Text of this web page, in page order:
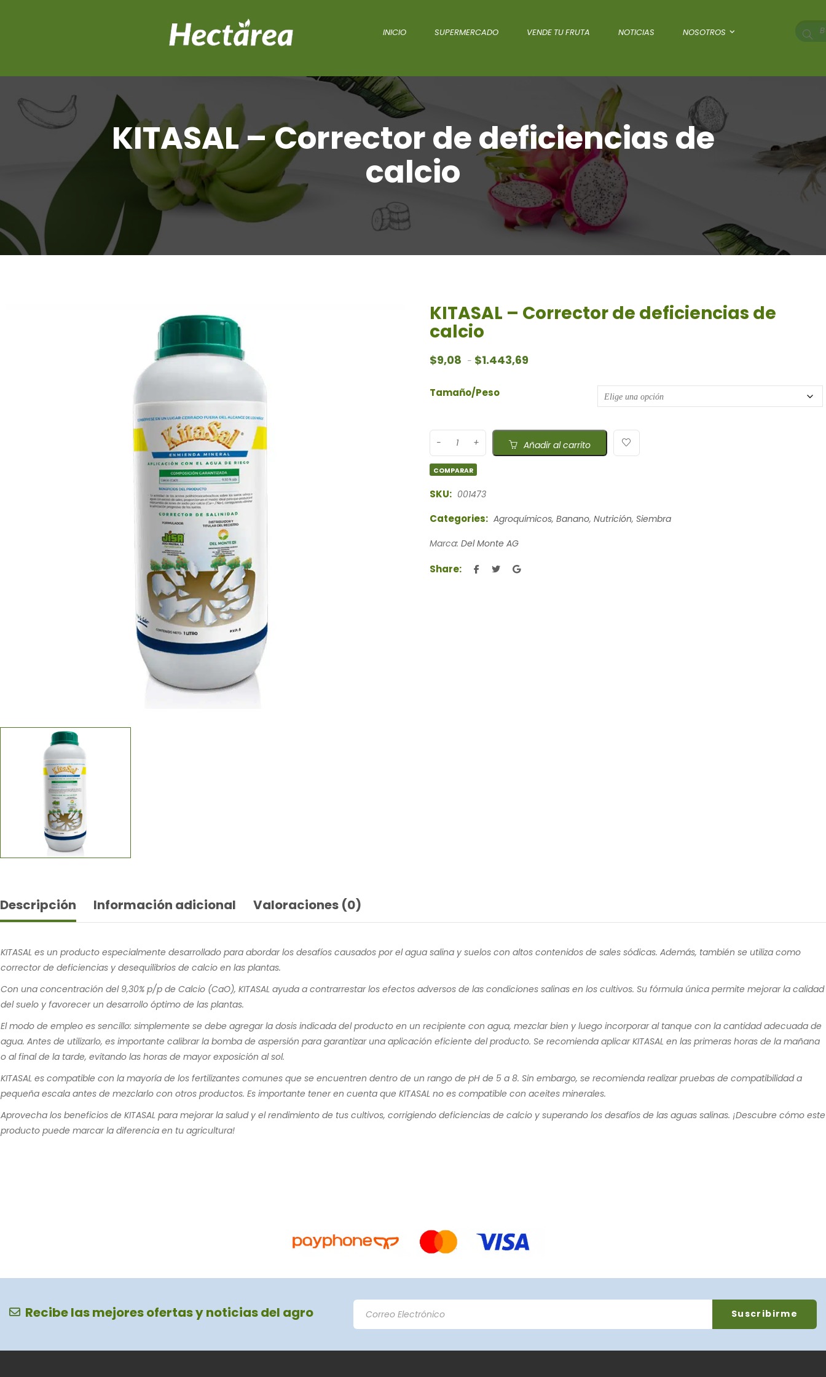
INICIO SUPERMERCADO VENDE TU FRUTA NOTICIAS NOSOTROS
KITASAL – Corrector de deficiencias de
calcio
KITASAL – Corrector de deficiencias de
calcio
$9,08 - $1.443,69
Tamaño/Peso
Añadir al carrito
COMPARAR
SKU: 001473
Categories: Agroquímicos, Banano, Nutrición, Siembra
Marca: Del Monte AG
Share:
Descripción Información adicional Valoraciones (0)
KITASAL es un producto especialmente desarrollado para abordar los desafíos causados por el agua salina y suelos con altos contenidos de sales sódicas. Además, también se utiliza como
corrector de deficiencias y desequilibrios de calcio en las plantas.
Con una concentración del 9,30% p/p de Calcio (CaO), KITASAL ayuda a contrarrestar los efectos adversos de las condiciones salinas en los cultivos. Su fórmula única permite mejorar la calidad
del suelo y favorecer un desarrollo óptimo de las plantas.
El modo de empleo es sencillo: simplemente se debe agregar la dosis indicada del producto en un recipiente con agua, mezclar bien y luego incorporar al tanque con la cantidad adecuada de
agua. Antes de utilizarlo, es importante calibrar la bomba de aspersión para garantizar una aplicación eficiente del producto. Se recomienda aplicar KITASAL en las primeras horas de la mañana
o al final de la tarde, evitando las horas de mayor exposición al sol.
KITASAL es compatible con la mayoría de los fertilizantes comunes que se encuentren dentro de un rango de pH de 5 a 8. Sin embargo, se recomienda realizar pruebas de compatibilidad a
pequeña escala antes de mezclarlo con otros productos. Es importante tener en cuenta que KITASAL no es compatible con aceites minerales.
Aprovecha los beneficios de KITASAL para mejorar la salud y el rendimiento de tus cultivos, corrigiendo deficiencias de calcio y superando los desafíos de las aguas salinas. ¡Descubre cómo este
producto puede marcar la diferencia en tu agricultura!
Recibe las mejores ofertas y noticias del agro